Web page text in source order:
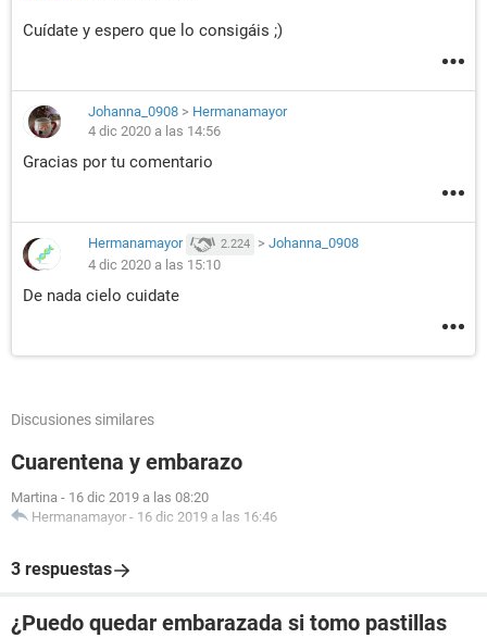
Cuídate y espero que lo consigáis ;)
Johanna_0908 > Hermanamayor
4 dic 2020 a las 14:56
Gracias por tu comentario
Hermanamayor 2.224 > Johanna_0908
4 dic 2020 a las 15:10
De nada cielo cuidate
Discusiones similares
Cuarentena y embarazo
Martina - 16 dic 2019 a las 08:20
Hermanamayor - 16 dic 2019 a las 16:46
3 respuestas
¿Puedo quedar embarazada si tomo pastillas